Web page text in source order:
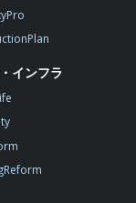
インフラ